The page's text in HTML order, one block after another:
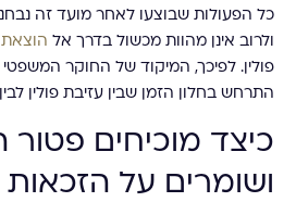
כל הפעולות שבוצעו לאחר מועד זה
ולרוב אינן מהוות מכשול בדרך אל הוצאת
פולין. לפיכך, המיקוד של החוקר
התרחש בחלון הזמן שבין עזיבת פולין לבין
כיצד מוכיחים פטור
ושומרים על הזכאות